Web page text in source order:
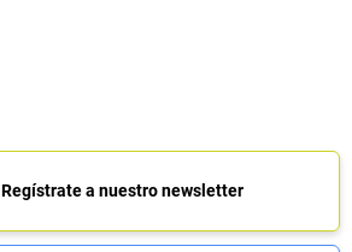
Regístrate a nuestro newsletter